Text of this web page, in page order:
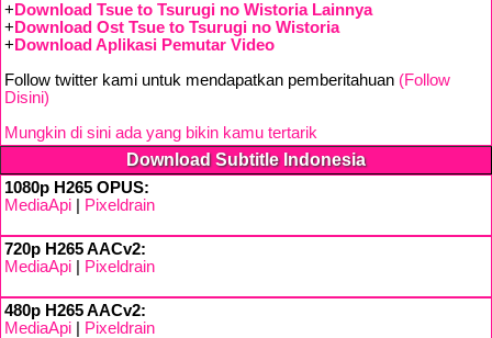
+ Download Tsue to Tsurugi no Wistoria Lainnya
+ Download Ost Tsue to Tsurugi no Wistoria
+ Download Aplikasi Pemutar Video
Follow twitter kami untuk mendapatkan pemberitahuan (Follow
Disini)
Mungkin di sini ada yang bikin kamu tertarik
Download Subtitle Indonesia
1080p H265 OPUS:
MediaApi
Pixeldrain
720p H265 AACv2:
MediaApi
Pixeldrain
480p H265 AACv2:
MediaApi
Pixeldrain